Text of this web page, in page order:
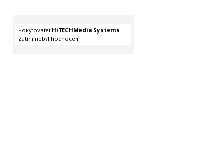
Pokytovatel HiTECHMedia Systems
zatím nebyl hodnocen.